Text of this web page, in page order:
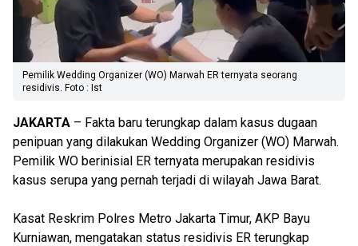
Pemilik Wedding Organizer (WO) Marwah ER ternyata seorang
residivis. Foto : Ist
JAKARTA – Fakta baru terungkap dalam kasus dugaan
penipuan yang dilakukan Wedding Organizer (WO) Marwah.
Pemilik WO berinisial ER ternyata merupakan residivis
kasus serupa yang pernah terjadi di wilayah Jawa Barat.
Kasat Reskrim Polres Metro Jakarta Timur, AKP Bayu
Kurniawan, mengatakan status residivis ER terungkap